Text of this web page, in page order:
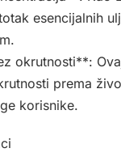
esencijalnih
okrutnosti**:
prema
korisnike.